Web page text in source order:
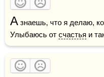
А знаешь, что я делаю,
Улыбаюсь от счастья и